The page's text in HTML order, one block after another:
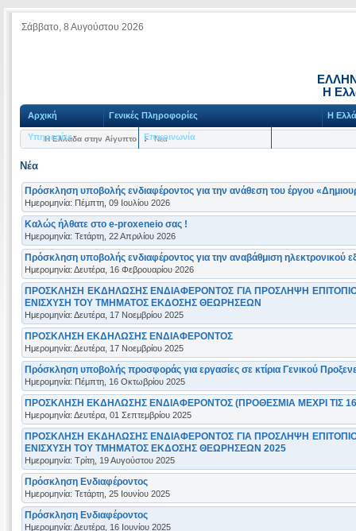
Σάββατο, 8 Αυγούστου 2026
Η
Αρχική Γενικές Πληροφορίες Η
Υπηρεσίες Επικοινωνία
Η Ελλάδα στην Αίγυπτο Νέα
Νέα
Πρόσκληση υποβολής ενδιαφέροντος για την ανάθεση του έργου
Ημερομηνία: Πέμπτη, 09 Ιουλίου 2026
Καλώς ήλθατε στο e-proxeneio σας !
Ημερομηνία: Τετάρτη, 22 Απριλίου 2026
Πρόσκληση υποβολής ενδιαφέροντος για την αναβάθμιση ηλεκτρονικού
Ημερομηνία: Δευτέρα, 16 Φεβρουαρίου 2026
ΠΡΟΣΚΛΗΣΗ ΕΚΔΗΛΩΣΗΣ ΕΝΔΙΑΦΕΡΟΝΤΟΣ ΓIA ΠΡΟΣΛΗΨΗ
ΕΝΙΣΧΥΣΗ ΤΟΥ ΤΜΗΜΑΤΟΣ ΕΚΔΟΣΗΣ ΘΕΩΡΗΣΕΩΝ
Ημερομηνία: Δευτέρα, 17 Νοεμβρίου 2025
ΠΡΟΣΚΛΗΣΗ ΕΚΔΗΛΩΣΗΣ ΕΝΔΙΑΦΕΡΟΝΤΟΣ
Ημερομηνία: Δευτέρα, 17 Νοεμβρίου 2025
Πρόσκληση υποβολής προσφοράς για εργασίες σε κτίρια Γενικού
Ημερομηνία: Πέμπτη, 16 Οκτωβρίου 2025
ΠΡΟΣΚΛΗΣΗ ΕΚΔΗΛΩΣΗΣ ΕΝΔΙΑΦΕΡΟΝΤΟΣ (ΠΡΟΘΕΣΜΙΑ ΜΕΧΡΙ ΤΙΣ
Ημερομηνία: Δευτέρα, 01 Σεπτεμβρίου 2025
ΠΡΟΣΚΛΗΣΗ ΕΚΔΗΛΩΣΗΣ ΕΝΔΙΑΦΕΡΟΝΤΟΣ ΓΙΑ ΠΡΟΣΛΗΨΗ
ΕΝΙΣΧΥΣΗ ΤΟΥ ΤΜΗΜΑΤΟΣ ΕΚΔΟΣΗΣ ΘΕΩΡΗΣΕΩΝ 2025
Ημερομηνία: Τρίτη, 19 Αυγούστου 2025
Πρόσκληση Ενδιαφέροντος
Ημερομηνία: Τετάρτη, 25 Ιουνίου 2025
Πρόσκληση Ενδιαφέροντος
Ημερομηνία: Δευτέρα, 16 Ιουνίου 2025